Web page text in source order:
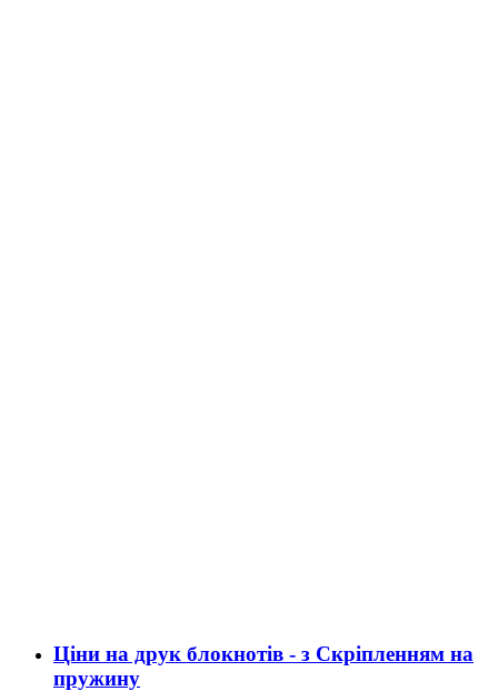
Ціни на друк блокнотів - з Скріпленням на
пружину